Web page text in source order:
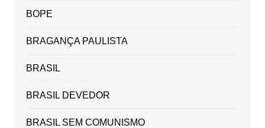
BOPE
BRAGANÇA PAULISTA
BRASIL
BRASIL DEVEDOR
BRASIL SEM COMUNISMO